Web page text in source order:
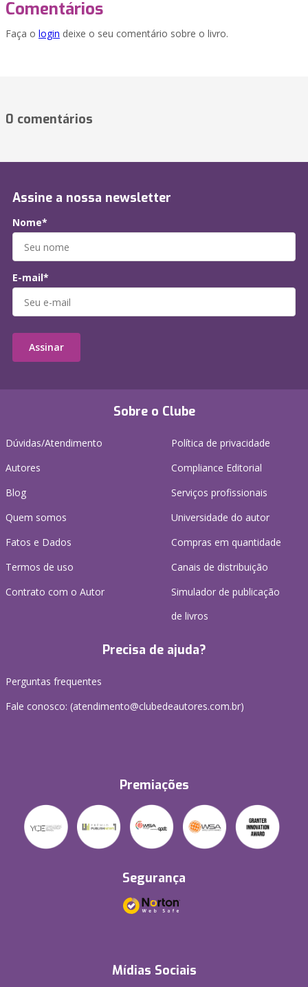
Comentários
Faça o login deixe o seu comentário sobre o livro.
0 comentários
Sobre o Clube
Dúvidas/Atendimento
Autores
Blog
Quem somos
Fatos e Dados
Termos de uso
Contrato com o Autor
Política de privacidade
Compliance Editorial
Serviços profissionais
Universidade do autor
Compras em quantidade
Canais de distribuição
Simulador de publicação
de livros
Precisa de ajuda?
Perguntas frequentes
Fale conosco: (atendimento@clubedeautores.com.br)
Premiações
Segurança
Mídias Sociais
Assine a nossa newsletter
Nome*
E-mail*
Assinar